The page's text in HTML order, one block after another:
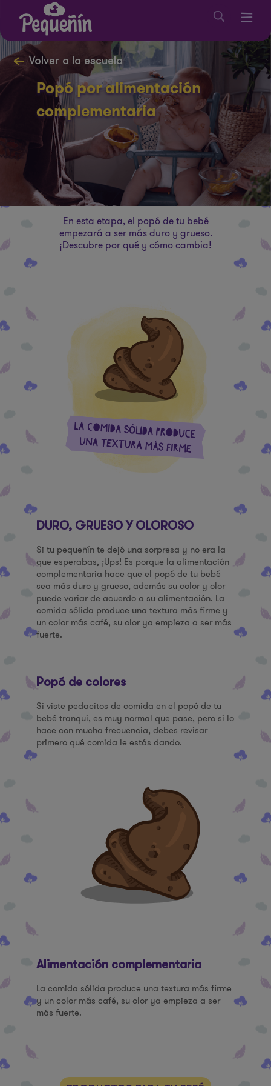
Volver a la escuela
Popó por alimentación
complementaria
En esta etapa, el popó de tu bebé
empezará a ser más duro y grueso.
¡Descubre por qué y cómo cambia!
DURO, GRUESO Y OLOROSO
Si tu pequeñín te dejó una sorpresa y no era la
que esperabas, ¡Ups! Es porque la alimentación
complementaria hace que el popó de tu bebé
sea más duro y grueso, además su color y olor
puede variar de acuerdo a su alimentación. La
comida sólida produce una textura más firme y
un color más café, su olor ya empieza a ser más
fuerte.
Popó de colores
Si viste pedacitos de comida en el popó de tu
bebé tranqui, es muy normal que pase, pero si lo
hace con mucha frecuencia, debes revisar
primero qué comida le estás dando.
Alimentación complementaria
La comida sólida produce una textura más firme
y un color más café, su olor ya empieza a ser
más fuerte.